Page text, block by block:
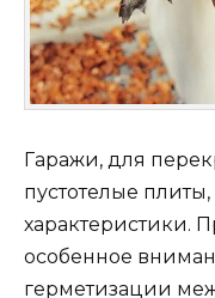
Гаражи, для
пустотелые
характеристики.
особенное
герметизации